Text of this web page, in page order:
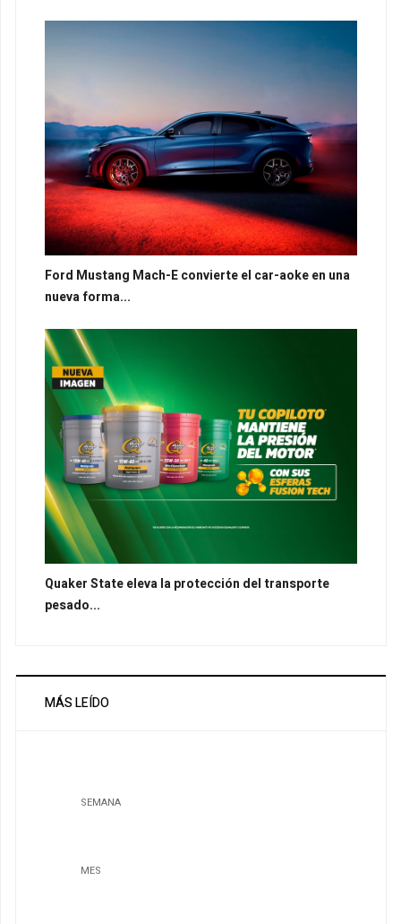
Ford Mustang Mach-E convierte el car-aoke en una
nueva forma...
Quaker State eleva la protección del transporte
pesado...
MÁS LEÍDO
SEMANA
MES